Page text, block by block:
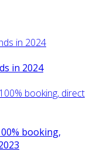
in 2024
booking,